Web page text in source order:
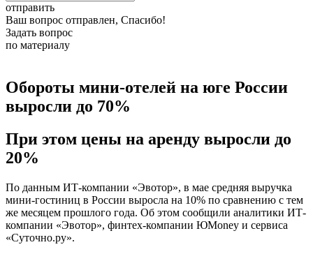
отправить
Ваш вопрос отправлен, Спасибо!
Задать вопрос
по материалу
Обороты мини-отелей на юге России
выросли до 70%
При этом цены на аренду выросли до
20%
По данным ИТ-компании «Эвотор», в мае средняя выручка
мини-гостиниц в России выросла на 10% по сравнению с тем
же месяцем прошлого года. Об этом сообщили аналитики ИТ-
компании «Эвотор», финтех-компании ЮMoney и сервиса
«Суточно.ру».